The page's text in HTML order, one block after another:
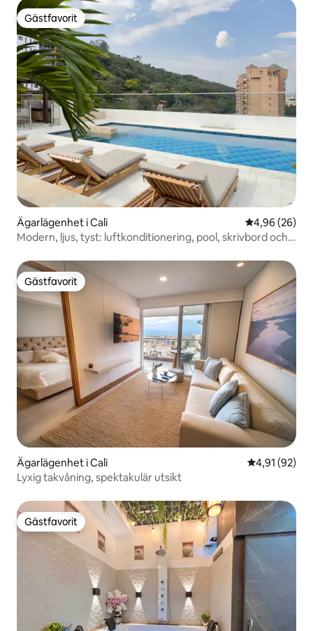
Gästfavorit
Gästfavorit
Ägarlägenhet i Cali 4,96 av 5 i
4,96 (26)
Modern, ljus, tyst: luftkonditionering, pool, skrivbord och
Gästfavorit
Gästfavorit
Ägarlägenhet i Cali 4,91 av 5 i
4,91 (92)
Lyxig takvåning, spektakulär utsikt
Gästfavorit
Gästfavorit